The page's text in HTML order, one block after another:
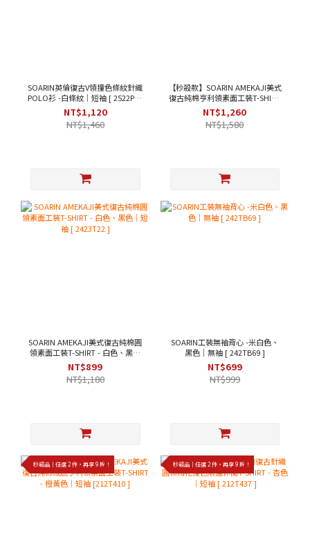
SOARIN英倫復古V領撞色條紋針織
POLO衫 -白條紋｜短袖 [ 2522P33
]
NT$1,120
NT$1,460
【秒殺款】SOARIN AMEKAJI美式
復古純棉亨利領素面工裝T-SHIRT
- 米黃色｜短袖 [ 2423T31 ]
NT$1,260
NT$1,580
SOARIN AMEKAJI美式復古純棉圓
領素面工裝T-SHIRT - 白色、黑色
｜短袖 [ 2423T22 ]
NT$899
NT$1,180
SOARIN工裝無袖背心 -米白色、
黑色｜無袖 [ 242TB69 ]
NT$699
NT$999
秒殺品｜任選 2 件，再享 9 折！ 秒殺品｜任選 2 件，再享 9 折！